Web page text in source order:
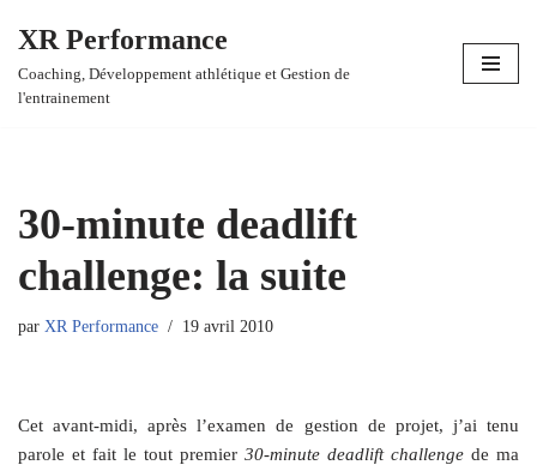
Aller
au
XR Performance
Coaching, Développement athlétique et Gestion de
l'entrainement
30-minute deadlift
challenge: la suite
par XR Performance 19 avril 2010
Cet avant-midi, après l’examen de gestion de projet, j’ai tenu
parole et fait le tout premier 30-minute deadlift challenge de ma